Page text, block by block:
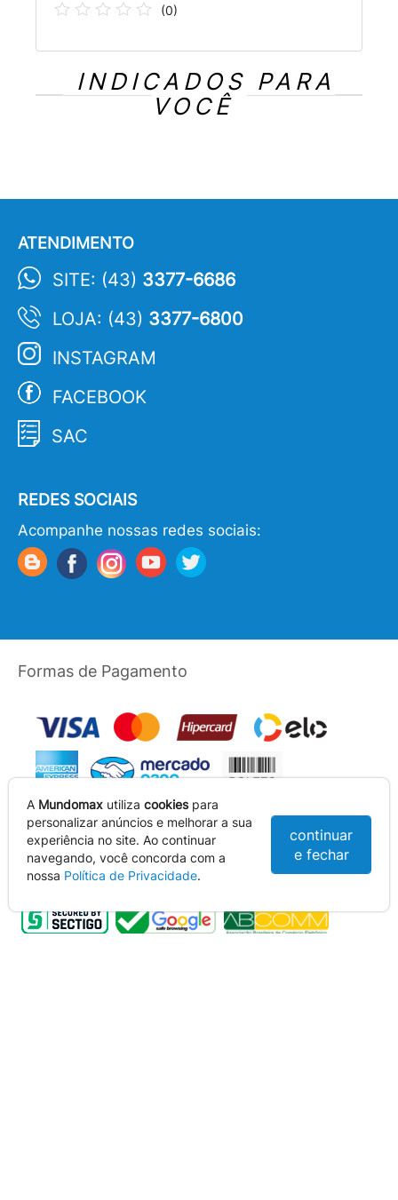
(0)
INDICADOS PARA
VOCÊ
ATENDIMENTO
SITE: (43) 3377-6686
LOJA: (43) 3377-6800
INSTAGRAM
FACEBOOK
SAC
REDES SOCIAIS
Acompanhe nossas redes sociais:
Formas de Pagamento
Selos de Segurança e Certificados
A Mundomax utiliza cookiespara
personalizar anúncios e melhorar a sua
experiência no site. Ao continuar
navegando, você concorda com a
nossa Política de Privacidade.
continuar
e fechar